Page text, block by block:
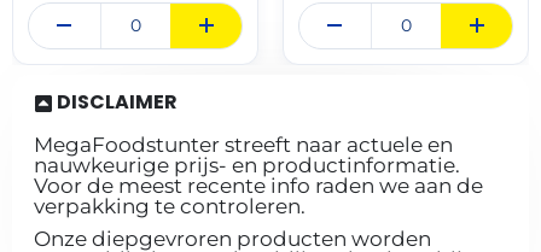
DISCLAIMER
MegaFoodstunter streeft naar actuele en
nauwkeurige prijs- en productinformatie.
Voor de meest recente info raden we aan de
verpakking te controleren.
Onze diepgevroren producten worden